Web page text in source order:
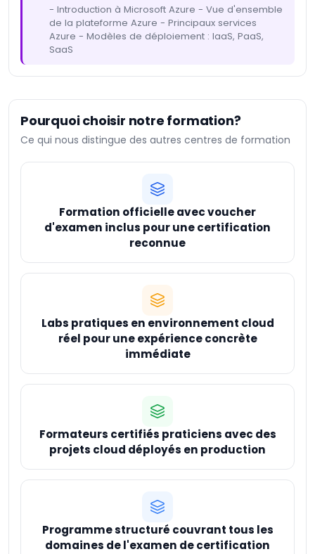
- Introduction à Microsoft Azure - Vue d'ensemble
de la plateforme Azure - Principaux services
Azure - Modèles de déploiement : IaaS, PaaS,
SaaS
Pourquoi choisir notre formation?
Ce qui nous distingue des autres centres de formation
Formation officielle avec voucher
d'examen inclus pour une certification
reconnue
Labs pratiques en environnement cloud
réel pour une expérience concrète
immédiate
Formateurs certifiés praticiens avec des
projets cloud déployés en production
Programme structuré couvrant tous les
domaines de l'examen de certification